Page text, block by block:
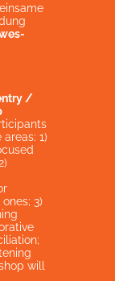
/
1)
3)
will